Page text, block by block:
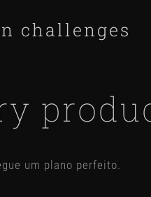
challenges
um plano perfeito.